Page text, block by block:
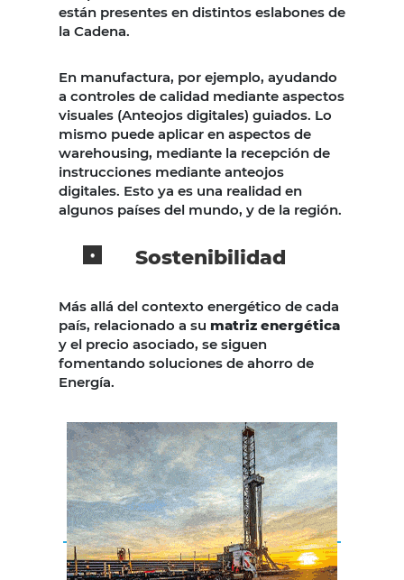
están presentes en distintos eslabones de
la Cadena.
En manufactura, por ejemplo, ayudando
a controles de calidad mediante aspectos
visuales (Anteojos digitales) guiados. Lo
mismo puede aplicar en aspectos de
warehousing, mediante la recepción de
instrucciones mediante anteojos
digitales. Esto ya es una realidad en
algunos países del mundo, y de la región.
Sostenibilidad
Más allá del contexto energético de cada
país, relacionado a su matriz energética
y el precio asociado, se siguen
fomentando soluciones de ahorro de
Energía.